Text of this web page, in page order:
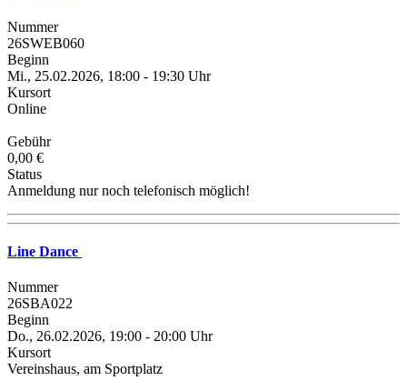
Nummer
26SWEB060
Beginn
Mi., 25.02.2026, 18:00 - 19:30 Uhr
Kursort
Online
Gebühr
0,00 €
Status
Anmeldung nur noch telefonisch möglich!
Line Dance
Nummer
26SBA022
Beginn
Do., 26.02.2026, 19:00 - 20:00 Uhr
Kursort
Vereinshaus, am Sportplatz